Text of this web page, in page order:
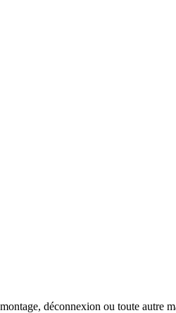
déconnexion ou toute autre